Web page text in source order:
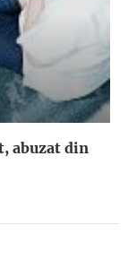
abuzat din